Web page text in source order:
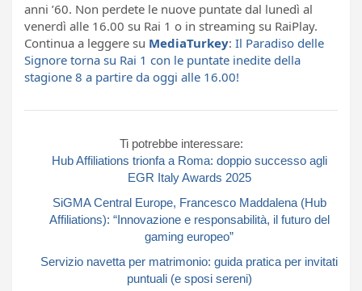
anni ’60. Non perdete le nuove puntate dal lunedì al
venerdì alle 16.00 su Rai 1 o in streaming su RaiPlay.
Continua a leggere su MediaTurkey: Il Paradiso delle
Signore torna su Rai 1 con le puntate inedite della
stagione 8 a partire da oggi alle 16.00!
Ti potrebbe interessare:
Hub Affiliations trionfa a Roma: doppio successo agli
EGR Italy Awards 2025
SiGMA Central Europe, Francesco Maddalena (Hub
Affiliations): “Innovazione e responsabilità, il futuro del
gaming europeo”
Servizio navetta per matrimonio: guida pratica per invitati
puntuali (e sposi sereni)